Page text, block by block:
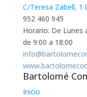
C/Teresa Zabell, 1
952 460 945
Horario: De Lunes
de 9:00 a 18:00
Bartolomé
Inicio